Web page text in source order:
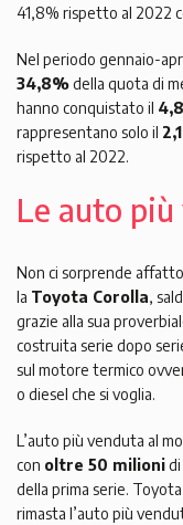
41,8% rispetto al 2022
Nel periodo gennaio-
34,8%della quota di
hanno conquistato il
rappresentano solo il
rispetto al 2022.
Le auto
Non ci sorprende affatto
la Toyota Corolla,
grazie alla sua
costruita serie dopo
sul motore termico
o diesel che si voglia.
L’auto più venduta al
con oltre 50 milioni
della prima serie.
rimasta l’auto più